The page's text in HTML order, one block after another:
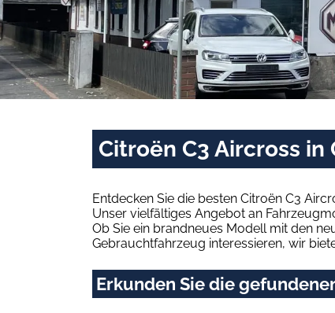
Citroën C3 Aircross
Entdecken Sie die besten Citroën C3
Unser vielfältiges Angebot an
Ob Sie ein brandneues Modell mit den
Gebrauchtfahrzeug interessieren, wir
Erkunden Sie die